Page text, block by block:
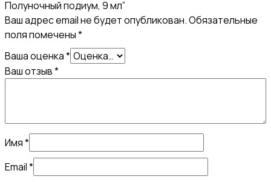
Полуночный подиум, 9 мл”
Ваш адрес email не будет опубликован.Обязательные
поля помечены*
Ваша оценка*
Ваш отзыв*
Имя*
Email*